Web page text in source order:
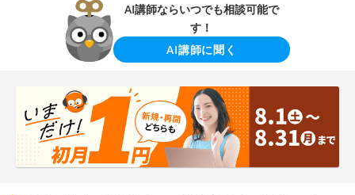
AI講師ならいつでも相談可能で
す！
AI講師に聞く